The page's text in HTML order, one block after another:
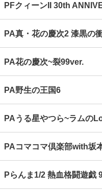
PFクィーンII 30th
PA真・花の慶次2 漆黒の
PA花の慶次~裂99ver.
PA野生の王国6
PAうる星やつら~ラムの
PAコマコマ倶楽部with坂
Pらんま1/2 熱血格闘遊戯